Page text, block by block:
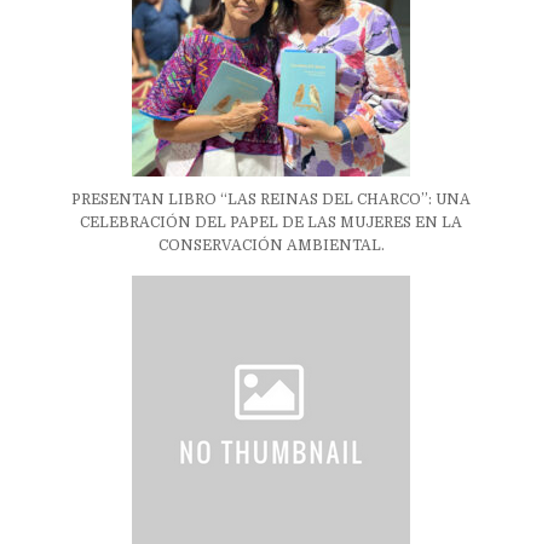
PRESENTAN LIBRO “LAS REINAS DEL CHARCO”: UNA
CELEBRACIÓN DEL PAPEL DE LAS MUJERES EN LA
CONSERVACIÓN AMBIENTAL.